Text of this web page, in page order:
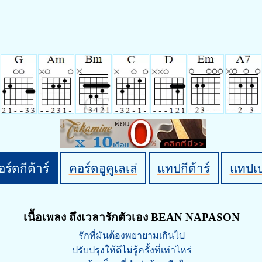
ร์ดกีต้าร์ คอร์ดอูคูเลเล่ แทปกีต้าร์ แทปเ
เนื้อเพลง ถึงเวลารักตัวเอง BEAN NAPASON
รักที่มันต้องพยายามเกินไป
ปรับปรุงให้ดีไม่รู้ครั้งที่เท่าไหร่